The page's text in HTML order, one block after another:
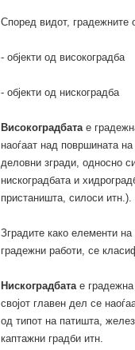
Според видот, градежните
- објекти од високоградба
- објекти од нискоградба
Високоградбатае
наоѓаат над површината
деловни згради, односно
нискоградбата и
пристаништа, силоси итн.).
Зградите како елементи
градежни работи, се
Нискоградбатае градежна
својот главен дел се
од типот на патишта,
каптажни градби итн.